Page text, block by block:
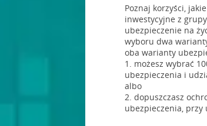
Poznaj korzyści,
inwestycyjne z
ubezpieczenie na
wyboru dwa
oba warianty
1. możesz wybrać
ubezpieczenia i
albo
2. dopuszczasz
ubezpieczenia, przy